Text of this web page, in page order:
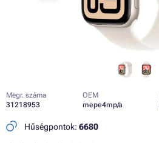
Megr. száma
31218953
OEM
mepe4mp/a
Hűségpontok: 6680